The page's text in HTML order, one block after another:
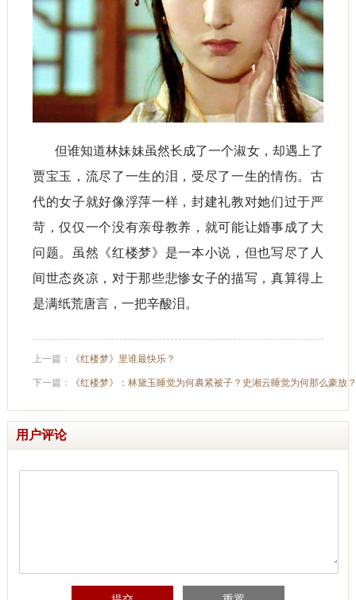
但谁知道林妹妹虽然长成了一个淑女，却遇上了
贾宝玉，流尽了一生的泪，受尽了一生的情伤。古
代的女子就好像浮萍一样，封建礼教对她们过于严
苛，仅仅一个没有亲母教养，就可能让婚事成了大
问题。虽然《红楼梦》是一本小说，但也写尽了人
间世态炎凉，对于那些悲惨女子的描写，真算得上
是满纸荒唐言，一把辛酸泪。
上一篇： 《红楼梦》里谁最快乐？
下一篇： 《红楼梦》：林黛玉睡觉为何裹紧被子？史湘云睡觉为何那么豪放？
用户评论